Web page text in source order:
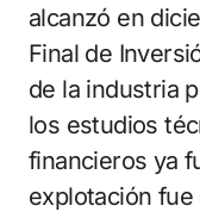
alcanzó en
Final de
de la industria
los estudios
financieros ya
explotación fue